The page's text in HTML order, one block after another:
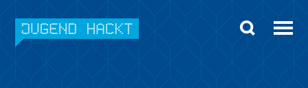
Skip
to